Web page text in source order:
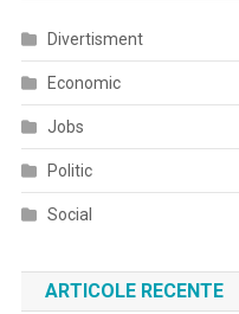
Divertisment
Economic
Jobs
Politic
Social
ARTICOLE RECENTE